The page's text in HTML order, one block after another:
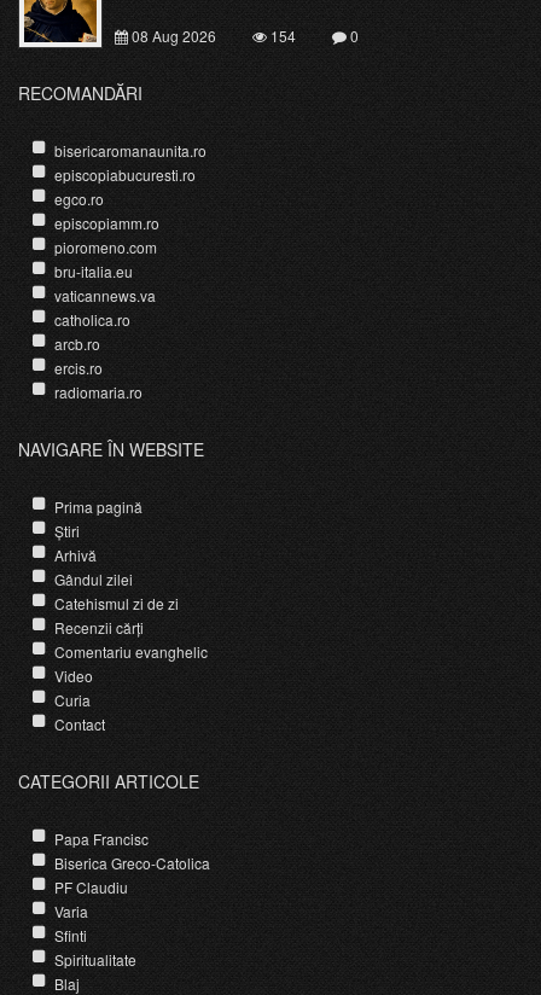
08 Aug 2026 154 0
RECOMANDĂRI
bisericaromanaunita.ro
episcopiabucuresti.ro
egco.ro
episcopiamm.ro
pioromeno.com
bru-italia.eu
vaticannews.va
catholica.ro
arcb.ro
ercis.ro
radiomaria.ro
NAVIGARE ÎN WEBSITE
Prima pagină
Știri
Arhivă
Gândul zilei
Catehismul zi de zi
Recenzii cărți
Comentariu evanghelic
Video
Curia
Contact
CATEGORII ARTICOLE
Papa Francisc
Biserica Greco-Catolica
PF Claudiu
Varia
Sfinti
Spiritualitate
Blaj